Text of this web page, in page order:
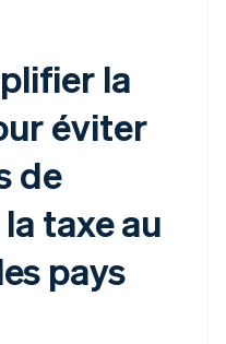
la
éviter
de
taxe au
pays